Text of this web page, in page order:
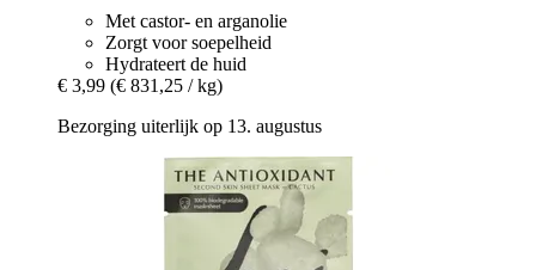
Met castor- en arganolie
Zorgt voor soepelheid
Hydrateert de huid
€ 3,99 (€ 831,25 / kg)
Bezorging uiterlijk op 13. augustus